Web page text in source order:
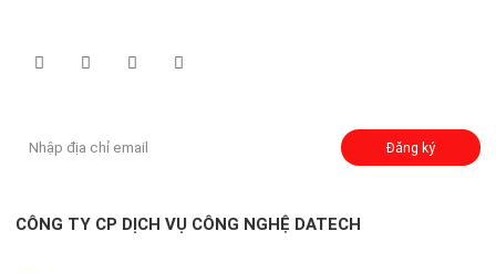
Đăng ký
CÔNG TY CP DỊCH VỤ CÔNG NGHỆ DATECH